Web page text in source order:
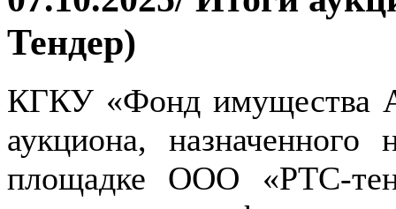
Тендер)
КГКУ «Фонд имущества
аукциона,
площадке ООО «РТС-